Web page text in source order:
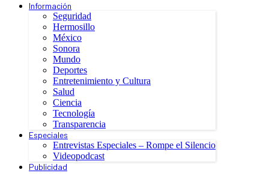
Información
Seguridad
Hermosillo
México
Sonora
Mundo
Deportes
Entretenimiento y Cultura
Salud
Ciencia
Tecnología
Transparencia
Especiales
Entrevistas Especiales – Rompe el Silencio
Videopodcast
Publicidad